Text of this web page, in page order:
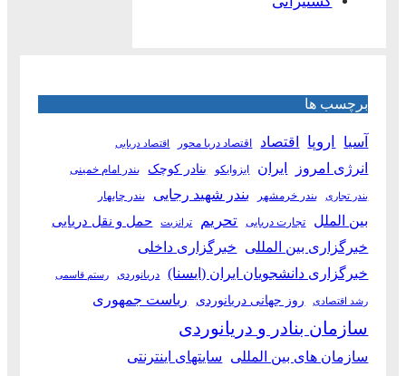
برچسب ها
آسیا اروپا اقتصاد اقتصاد دریا محور اقتصاد دریایی
انرژی امروز ایران ایزوایکو بنادر کوچک بندر امام خمینی
بندر تجاری بندر خرمشهر بندر شهید رجایی بندر چابهار
بین الملل تجارت دریایی تحریم ترانزیت حمل و نقل دریایی
خبرگزاری بین المللی خبرگزاری داخلی
خبرگزاری دانشجویان ایران (ایسنا)
دریانوردی رستم قاسمی
رشد اقتصادی روز جهانی دریانوردی ریاست جمهوری
سازمان بنادر و دریانوردی
سازمان های بین المللی سایتهای اینترنتی